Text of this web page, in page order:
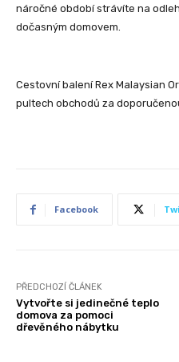
náročné období strávíte na
dočasným domovem.
Cestovní balení Rex Malaysian
pultech obchodů za
Facebook
PŘEDCHOZÍ ČLÁNEK
Vytvořte si jedinečné teplo
domova za pomoci
dřevěného nábytku